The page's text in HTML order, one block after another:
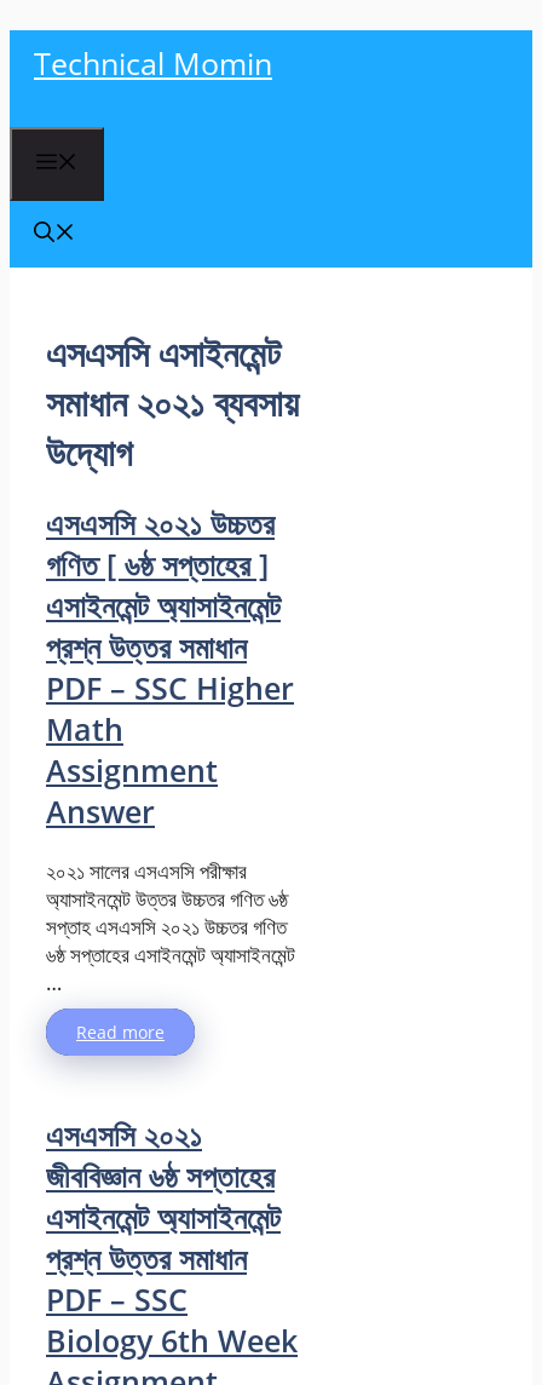
Technical Momin
এসএসসি এসাইনমেন্ট
সমাধান ২০২১ ব্যবসায়
উদ্যোগ
এসএসসি ২০২১ উচ্চতর
গণিত [ ৬ষ্ঠ সপ্তাহের ]
এসাইনমেন্ট অ্যাসাইনমেন্ট
প্রশ্ন উত্তর সমাধান
PDF – SSC Higher
Math
Assignment
Answer
২০২১ সালের এসএসসি পরীক্ষার
অ্যাসাইনমেন্ট উত্তর উচ্চতর গণিত ৬ষ্ঠ
সপ্তাহ এসএসসি ২০২১ উচ্চতর গণিত
৬ষ্ঠ সপ্তাহের এসাইনমেন্ট অ্যাসাইনমেন্ট
…
Read more
এসএসসি ২০২১
জীববিজ্ঞান ৬ষ্ঠ সপ্তাহের
এসাইনমেন্ট অ্যাসাইনমেন্ট
প্রশ্ন উত্তর সমাধান
PDF – SSC
Biology 6th Week